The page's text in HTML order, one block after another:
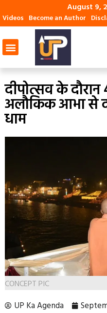
August 9,
Videos Become an Author
दीपोत्सव के
अलौकिक आभा से
धाम
CONCEPT PIC
UP Ka Agenda